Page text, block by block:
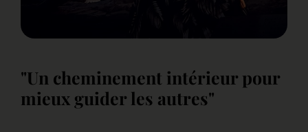
"Un cheminement intérieur pour
mieux guider les autres"